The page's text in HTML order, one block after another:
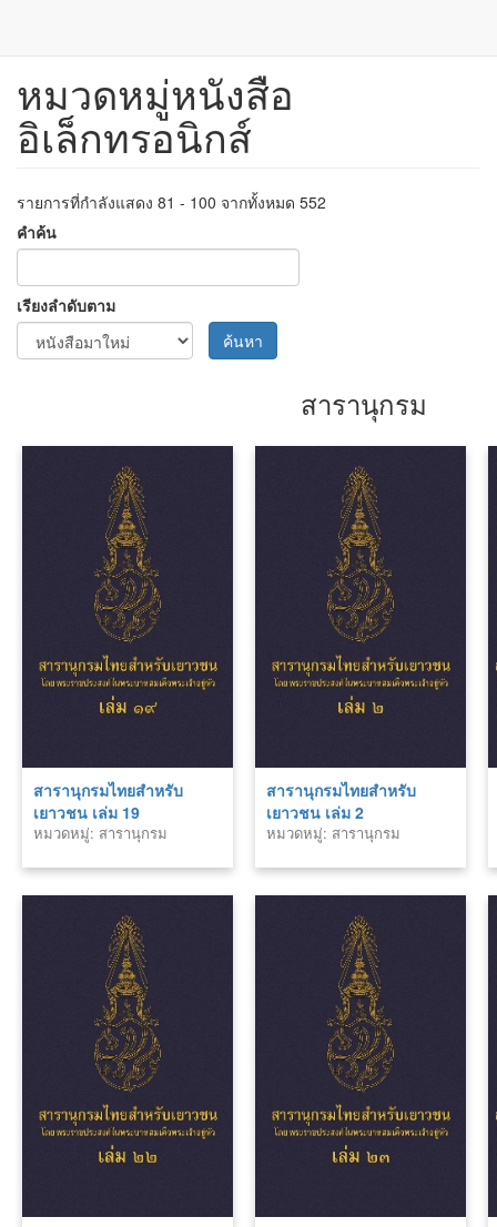
ข้าม
เนื้อหา
หมวดหมู่หนังสือ
อิเล็กทรอนิกส์
รายการที่กำลังแสดง 81 - 100 จากทั้งหมด 552
คำค้น
เรียงลำดับตาม
ค้นหา
สารานุกรม
สารานุกรมไทยสำหรับ
เยาวชน เล่ม 19
หมวดหมู่: สารานุกรม
สารานุกรมไทยสำหรับ
เยาวชน เล่ม 2
หมวดหมู่: สารานุกรม